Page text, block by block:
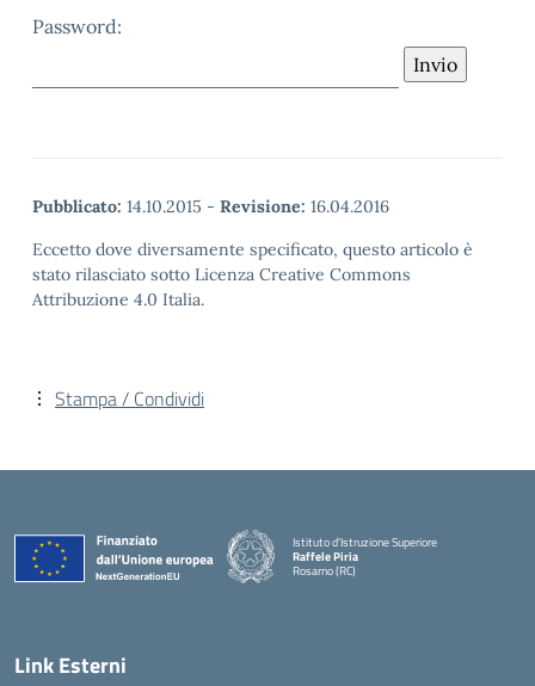
Password:
Pubblicato: 14.10.2015 - Revisione: 16.04.2016
Eccetto dove diversamente specificato, questo articolo è
stato rilasciato sotto Licenza Creative Commons
Attribuzione 4.0 Italia.
Stampa / Condividi
Istituto d'Istruzione Superiore
Raffele Piria
Rosarno (RC)
Link Esterni